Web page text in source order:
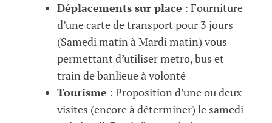
Déplacements sur place : Fourniture
d’une carte de transport pour 3 jours
(Samedi matin à Mardi matin) vous
permettant d’utiliser metro, bus et
train de banlieue à volonté
Tourisme : Proposition d’une ou deux
visites (encore à déterminer) le samedi